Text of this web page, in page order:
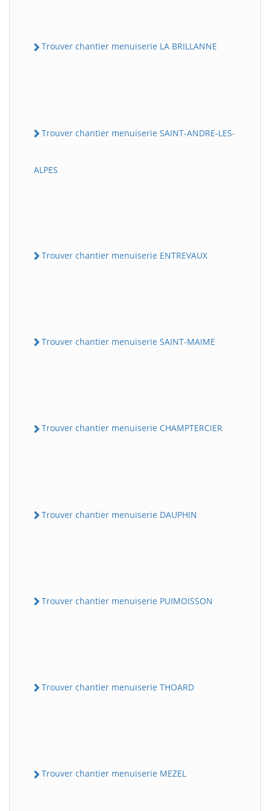
Trouver chantier menuiserie LA BRILLANNE
Trouver chantier menuiserie SAINT-ANDRE-LES-
ALPES
Trouver chantier menuiserie ENTREVAUX
Trouver chantier menuiserie SAINT-MAIME
Trouver chantier menuiserie CHAMPTERCIER
Trouver chantier menuiserie DAUPHIN
Trouver chantier menuiserie PUIMOISSON
Trouver chantier menuiserie THOARD
Trouver chantier menuiserie MEZEL